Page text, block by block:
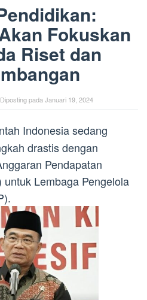
Fokuskan
Riset dan
Diposting pada Januari 19, 2024
Indonesia sedang
drastis dengan
Pendapatan
Lembaga Pengelola